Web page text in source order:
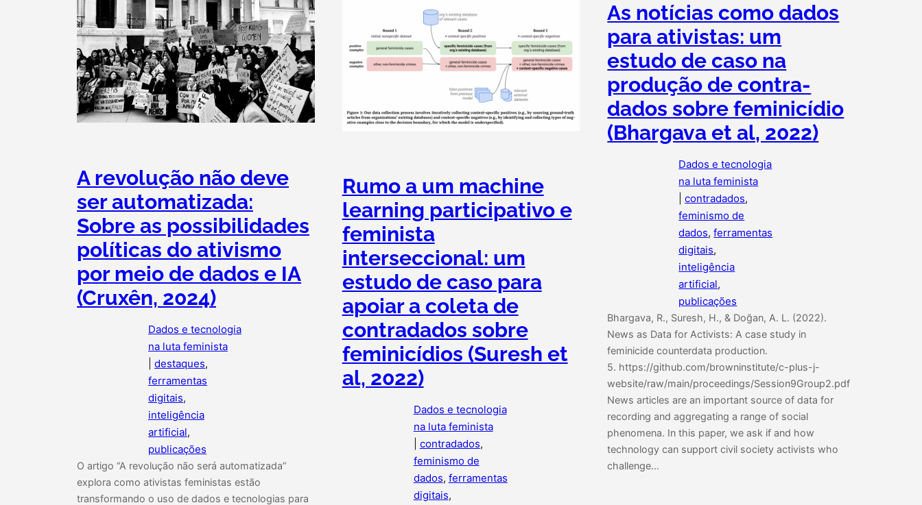
A revolução não deve
ser automatizada:
Sobre as possibilidades
políticas do ativismo
por meio de dados e IA
(Cruxên, 2024)
Dados e tecnologia
na luta feminista
destaques
ferramentas
digitais
inteligência
artificial
publicações
O artigo “A revolução não será automatizada”
explora como ativistas feministas estão
transformando o uso de dados e tecnologias para
Rumo a um machine
learning participativo e
feminista
interseccional: um
estudo de caso para
apoiar a coleta de
contradados sobre
feminicídios (Suresh et
al, 2022)
Dados e tecnologia
na luta feminista
contradados
feminismo de
dados, ferramentas
digitais
As notícias como dados
para ativistas: um
estudo de caso na
produção de contra-
dados sobre feminicídio
(Bhargava et al, 2022)
Dados e tecnologia
na luta feminista
|contradados
feminismo de
dados, ferramentas
digitais
inteligência
artificial
publicações
Bhargava, R., Suresh, H., & Doğan, A. L. (2022).
News as Data for Activists: A case study in
feminicide counterdata production.
5. https://github.com/browninstitute/c-plus-j-
website/raw/main/proceedings/Session9Group2.pdf
News articles are an important source of data for
recording and aggregating a range of social
phenomena. In this paper, we ask if and how
technology can support civil society activists who
challenge…